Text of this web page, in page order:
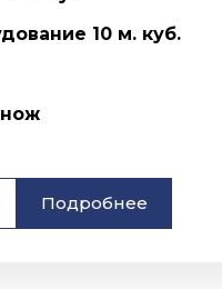
10 м. куб.
Подробнее